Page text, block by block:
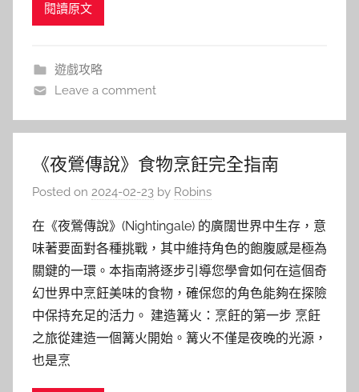
閱讀原文
遊戲攻略
Leave a comment
《夜鶯傳說》食物烹飪完全指南
Posted on 2024-02-23 by Robins
在《夜鶯傳說》(Nightingale) 的廣闊世界中生存，意
味著要面對各種挑戰，其中維持角色的飽腹感是極為
關鍵的一環。本指南將逐步引導您學會如何在這個奇
幻世界中烹飪美味的食物，確保您的角色能夠在探險
中保持充足的活力。 建造篝火：烹飪的第一步 烹飪
之旅從建造一個篝火開始。篝火不僅是夜晚的光源，
也是烹